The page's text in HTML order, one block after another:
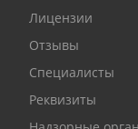
Лицензии
Отзывы
Специалисты
Реквизиты